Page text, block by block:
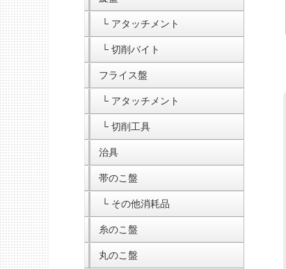
└ アタッチメント
└ 切削バイト
フライス盤
└ アタッチメント
└ 切削工具
治具
帯のこ盤
└ その他消耗品
糸のこ盤
丸のこ盤